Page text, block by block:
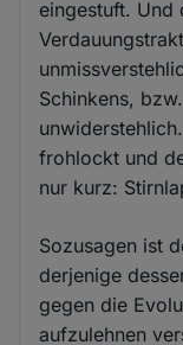
eingestuft. Und
Schinkens,
frohlockt und
nur kurz:
Sozusagen ist
derjenige
gegen die
aufzulehnen